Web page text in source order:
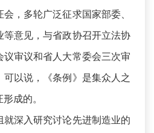
，多轮广泛征求国家部委、
意见，与省政协召开立法协
审议和省人大常委会三次审
以说，《条例》是集众人之
成的。
就深入研究讨论先进制造业的